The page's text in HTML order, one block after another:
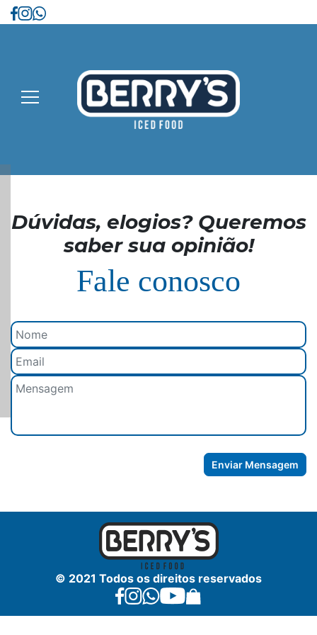
Dúvidas, elogios? Queremos
saber sua opinião!
Fale conosco
Enviar Mensagem
© 2021 Todos os direitos reservados